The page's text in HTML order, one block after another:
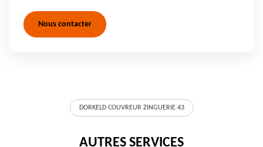
Nous contacter
DORKELD COUVREUR ZINGUERIE 43
AUTRES SERVICES